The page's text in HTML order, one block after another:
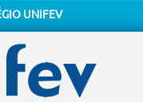
UNIFEV